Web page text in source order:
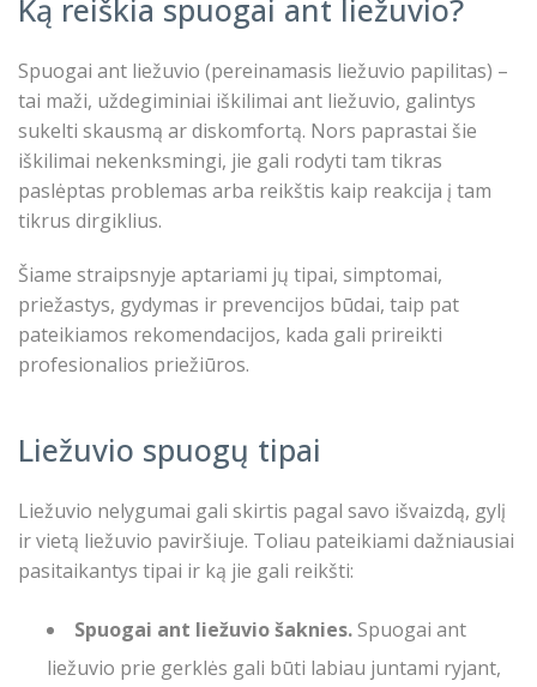
Ką reiškia spuogai ant liežuvio?
Spuogai ant liežuvio (pereinamasis liežuvio papilitas) –
tai maži, uždegiminiai iškilimai ant liežuvio, galintys
sukelti skausmą ar diskomfortą. Nors paprastai šie
iškilimai nekenksmingi, jie gali rodyti tam tikras
paslėptas problemas arba reikštis kaip reakcija į tam
tikrus dirgiklius.
Šiame straipsnyje aptariami jų tipai, simptomai,
priežastys, gydymas ir prevencijos būdai, taip pat
pateikiamos rekomendacijos, kada gali prireikti
profesionalios priežiūros.
Liežuvio spuogų tipai
Liežuvio nelygumai gali skirtis pagal savo išvaizdą, gylį
ir vietą liežuvio paviršiuje. Toliau pateikiami dažniausiai
pasitaikantys tipai ir ką jie gali reikšti:
Spuogai ant liežuvio šaknies.Spuogai ant
liežuvio prie gerklės gali būti labiau juntami ryjant,